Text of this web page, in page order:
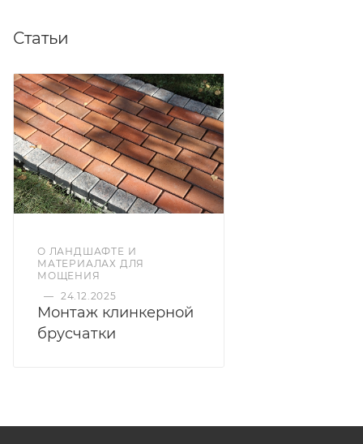
Статьи
О ЛАНДШАФТЕ И
МАТЕРИАЛАХ ДЛЯ
МОЩЕНИЯ
— 24.12.2025
Монтаж клинкерной
брусчатки